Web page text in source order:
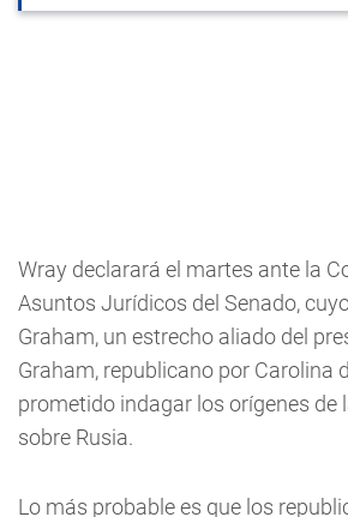
Wray declarará el martes ante la
Asuntos Jurídicos del Senado,
Graham, un estrecho aliado del
Graham, republicano por Carolina
prometido indagar los orígenes de
sobre Rusia.
Lo más probable es que los